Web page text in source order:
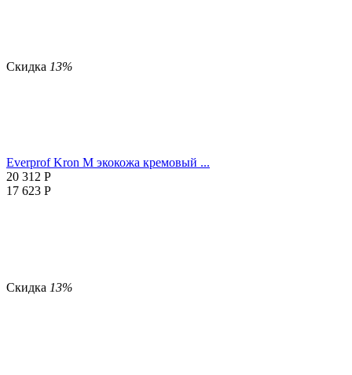
Скидка 13%
Everprof Kron M экокожа кремовый ...
20 312 Р
17 623 Р
Скидка 13%